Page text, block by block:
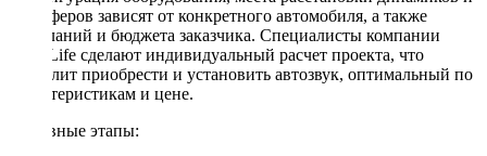
сабвуферов зависят от конкретного автомобиля, а также
пожеланий и бюджета заказчика. Специалисты компании
DriveLife сделают индивидуальный расчет проекта, что
позволит приобрести и установить автозвук, оптимальный по
характеристикам и цене.
Основные этапы: